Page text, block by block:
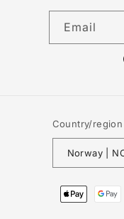
Email
Country/region
Payment
methods